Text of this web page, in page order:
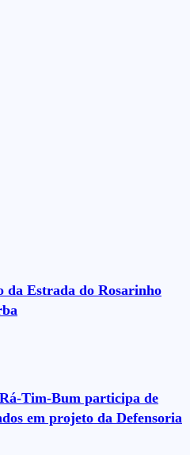
da Estrada do Rosarinho
Tim-Bum participa de
em projeto da Defensoria